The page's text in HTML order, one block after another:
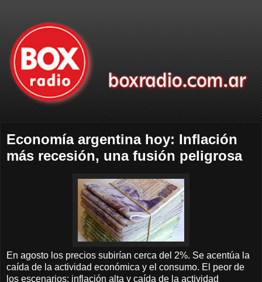
Economía argentina hoy: Inflación
más recesión, una fusión peligrosa
En agosto los precios subirían cerca del 2%. Se acentúa la
caída de la actividad económica y el consumo. El peor de
los escenarios: inflación alta y caída de la actividad